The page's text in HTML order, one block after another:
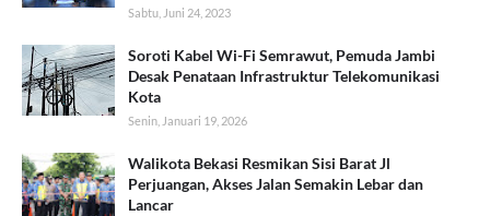
Sabtu, Juni 24, 2023
Soroti Kabel Wi-Fi Semrawut, Pemuda Jambi
Desak Penataan Infrastruktur Telekomunikasi
Kota
Senin, Januari 19, 2026
Walikota Bekasi Resmikan Sisi Barat Jl
Perjuangan, Akses Jalan Semakin Lebar dan
Lancar